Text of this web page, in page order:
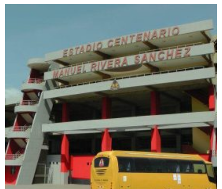
+
ESTADIO CENTENARIO – CHIMBOTE
Proyectos realizados